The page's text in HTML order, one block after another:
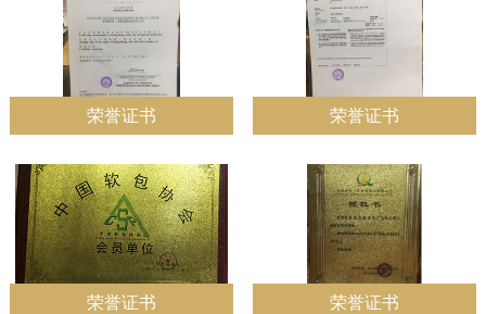
荣誉证书 荣誉证书
荣誉证书 荣誉证书